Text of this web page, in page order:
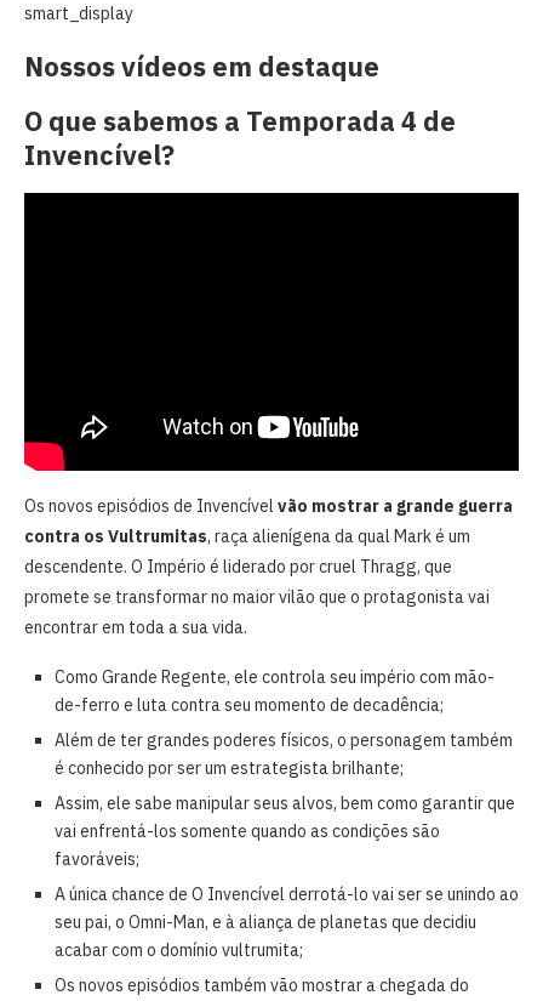
smart_display
Nossos vídeos em destaque
O que sabemos a Temporada 4 de
Invencível?
Os novos episódios de Invencível vão mostrar a grande guerra
contra os Vultrumitas, raça alienígena da qual Mark é um
descendente. O Império é liderado por cruel Thragg, que
promete se transformar no maior vilão que o protagonista vai
encontrar em toda a sua vida.
Como Grande Regente, ele controla seu império com mão-
de-ferro e luta contra seu momento de decadência;
Além de ter grandes poderes físicos, o personagem também
é conhecido por ser um estrategista brilhante;
Assim, ele sabe manipular seus alvos, bem como garantir que
vai enfrentá-los somente quando as condições são
favoráveis;
A única chance de O Invencível derrotá-lo vai ser se unindo ao
seu pai, o Omni-Man, e à aliança de planetas que decidiu
acabar com o domínio vultrumita;
Os novos episódios também vão mostrar a chegada do